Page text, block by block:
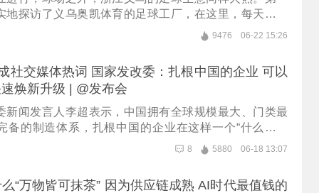
中国外贸——大市场让位于多市场，中国外贸正进入新
地探访了义乌奥凯体育的足球工厂，在这里，每天有近
一年产量超过200万个。企业负责人吴晓明告诉记者，
世界各地：印着马德里足协会标的球，一年就有8万个；
的是，吴晓明刚刚拿到国际足联FIFA授权，再过几天，
标志。而他的梦想，是把这颗义乌造的球，送进世界
不成，就10年"。更现场、更财经，一探究竟！
9476 06-22 15:26
社交媒体热词 国家发改委：扎根中国的企业 可以
焕新升级 | @发布会
新闻发言人李超表示，中国拥有全球规模最大、门类最
备的制造体系，扎根中国的企业在这样一个“什么都能
的体系中，可以实现竞争力快速焕新升级。
8 5880 06-18 13:07
“万物皆可抹茶” 因为供应链成熟 AI时代最值钱的